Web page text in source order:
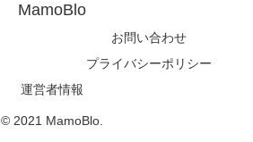
MamoBlo
お問い合わせ
プライバシーポリシー
運営者情報
© 2021 MamoBlo.